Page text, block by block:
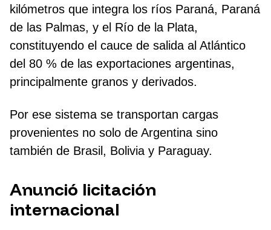
kilómetros que integra los ríos Paraná, Paraná
de las Palmas, y el Río de la Plata,
constituyendo el cauce de salida al Atlántico
del 80 % de las exportaciones argentinas,
principalmente granos y derivados.
Por ese sistema se transportan cargas
provenientes no solo de Argentina sino
también de Brasil, Bolivia y Paraguay.
Anunció licitación
internacional